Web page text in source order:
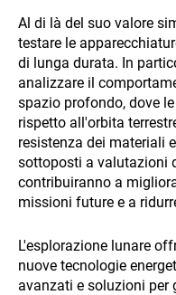
Al di là del suo valore
testare le
di lunga durata. In
analizzare il
spazio profondo, dove
rispetto all'orbita
resistenza dei materiali
sottoposti a valutazioni
contribuiranno a
missioni future e a
L'esplorazione lunare
nuove tecnologie
avanzati e soluzioni